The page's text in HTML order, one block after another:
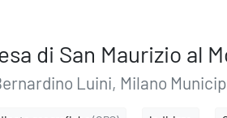
di San Maurizio al
Luini, Milano